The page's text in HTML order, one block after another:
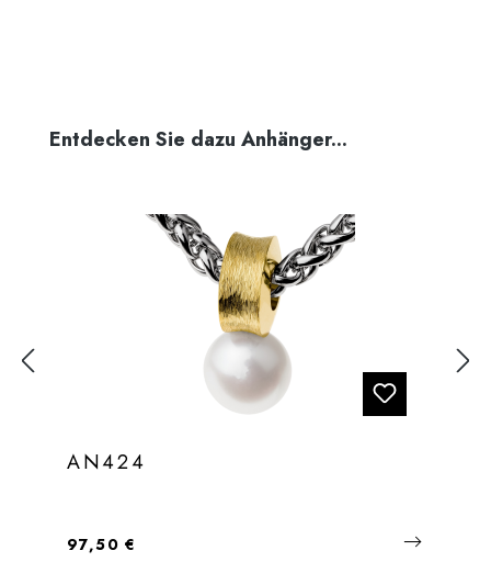
Produktgalerie überspringen
Entdecken Sie dazu Anhänger...
AN424
Regulärer Preis:
97,50 €